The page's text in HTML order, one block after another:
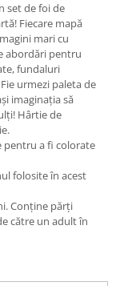
set de foi de
Fiecare mapă
mari cu
abordări pentru
fundaluri
urmezi paleta de
imaginația să
Hârtie de
pentru a fi colorate
folosite în acest
Conține părți
către un adult în